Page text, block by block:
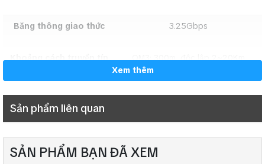
Băng thông giao thức 3.25Gbps
Khoảng cách truyền tín
OM3: 300m, độc lập 2~20Km
Công suất tiêu thụ
Xem thêm
Sản phẩm liên quan
SẢN PHẨM BẠN ĐÃ XEM